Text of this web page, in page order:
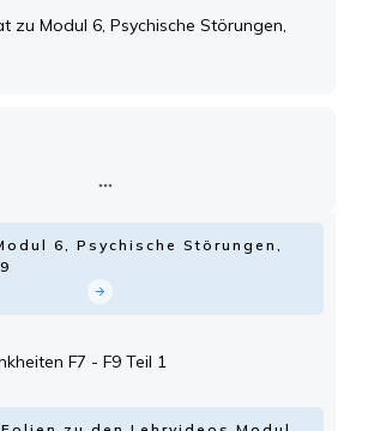
zu Modul 6, Psychische Störungen,
6, Psychische Störungen,
F7 - F9 Teil 1